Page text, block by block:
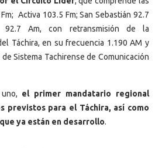
Activa 103.5 Fm; San Sebastián 92.7
92.7 Am, con retransmisión de la
Táchira, en su frecuencia 1.190 AM y
Sistema Tachirense de Comunicación
el primer mandatario regional
previstos para el Táchira, así como
ya están en desarrollo.